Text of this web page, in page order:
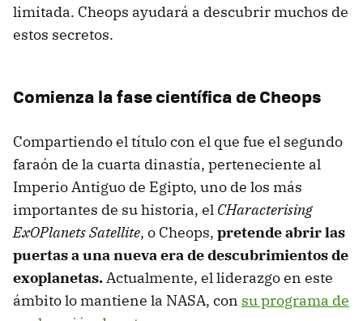
limitada. Cheops ayudará a descubrir muchos de
estos secretos.
Comienza la fase científica de Cheops
Compartiendo el título con el que fue el segundo
faraón de la cuarta dinastía, perteneciente al
Imperio Antiguo de Egipto, uno de los más
importantes de su historia, el CHaracterising
ExOPlanets Satellite, o Cheops, pretende abrir las
puertas a una nueva era de descubrimientos de
exoplanetas.Actualmente, el liderazgo en este
ámbito lo mantiene la NASA, con su programa de